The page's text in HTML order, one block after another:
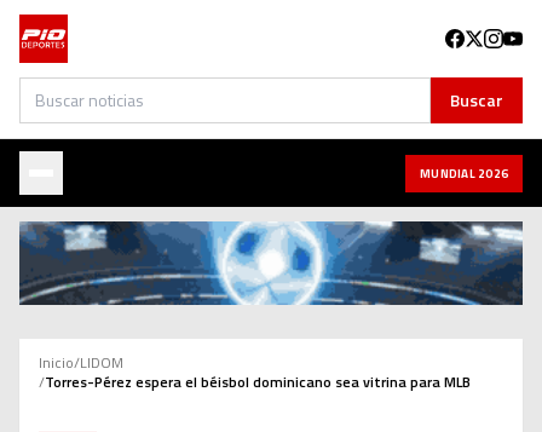
Buscar Buscar
MUNDIAL 2026
Inicio/LIDOM
/Torres-Pérez espera el béisbol dominicano sea vitrina para MLB